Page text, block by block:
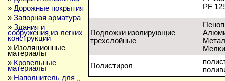
» Дорожные покрытия
» Запорная арматура
» Здания и
сооружения из легких
конструкций
» Изоляционные
материалы
» Кровельные
материалы
» Наполнитель для
PF
Подложки изолирующие
трехслойные
Полистирол